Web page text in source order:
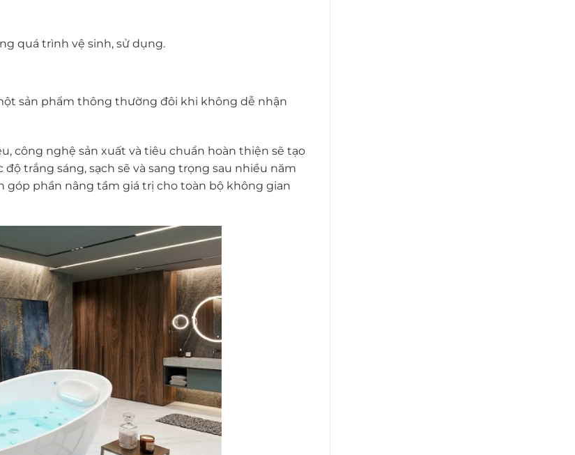
quá trình vệ sinh, sử dụng.
sản phẩm thông thường đôi khi không dễ nhận
công nghệ sản xuất và tiêu chuẩn hoàn thiện sẽ tạo
trắng sáng, sạch sẽ và sang trọng sau nhiều năm
phần nâng tầm giá trị cho toàn bộ không gian